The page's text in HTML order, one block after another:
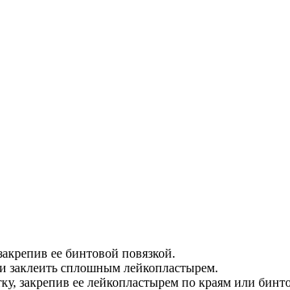
ее бинтовой повязкой.
заклеить сплошным лейкопластырем.
закрепив ее лейкопластырем по краям или